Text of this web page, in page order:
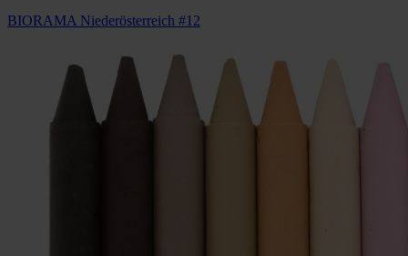
BIORAMA Niederösterreich #12